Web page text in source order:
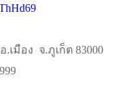
มือง จ.ภูเก็ต 83000